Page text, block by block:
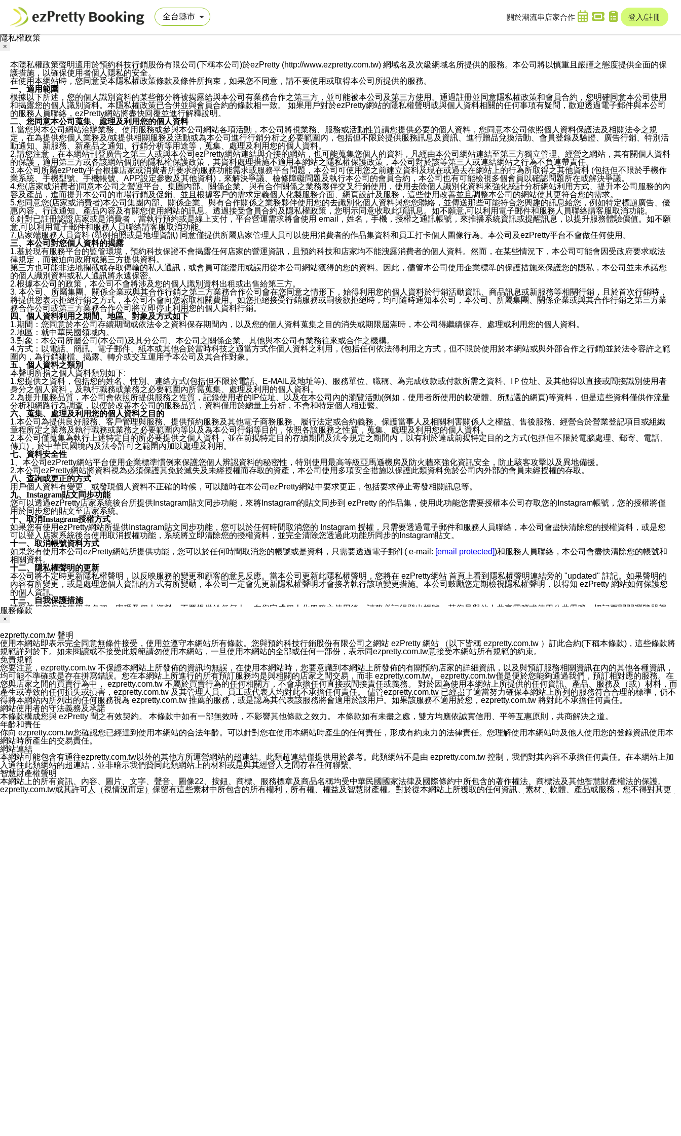
關於潮流串 店家合作 登入/註冊
隱私權政策
×
本隱私權政策聲明適用於預約科技行銷股份有限公司(下稱本公司)於ezPretty (http://www.ezpretty.com.tw) 網域名及次級網域名所提供的服務。本公司將以慎重且嚴謹之態度提供全面的保
護措施，以確保使用者個人隱私的安全。
在使用本網站時，您同意受本隱私權政策條款及條件所拘束，如果您不同意，請不要使用或取得本公司所提供的服務。
一、適用範圍
根據以下所述，您的個人識別資料的某些部分將被揭露給與本公司有業務合作之第三方，並可能被本公司及第三方使用。通過註冊並同意隱私權政策和會員合約，您明確同意本公司使用
和揭露您的個人識別資料。本隱私權政策已合併並與會員合約的條款相一致。 如果用戶對於ezPretty網站的隱私權聲明或與個人資料相關的任何事項有疑問，歡迎透過電子郵件與本公司
的服務人員聯絡，ezPretty網站將盡快回覆並進行解釋說明。
二、您同意本公司蒐集、處理及利用您的個人資料
1.當您與本公司網站洽辦業務、使用服務或參與本公司網站各項活動，本公司將視業務、服務或活動性質請您提供必要的個人資料，您同意本公司依照個人資料保護法及相關法令之規
定，在為提供您個人業務及/或提供相關服務及活動或為本公司進行行銷分析之必要範圍內，包括但不限於提供服務訊息及資訊、進行贈品兌換活動、會員登錄及驗證、廣告行銷、特別活
動通知、新服務、新產品之通知、行銷分析等用途等，蒐集、處理及利用您的個人資料。
2.請您注意，在本網站刊登廣告之第三人或與本公司ezPretty網站連結與介接的網站，也可能蒐集您個人的資料，凡經由本公司網站連結至第三方獨立管理、經營之網站，其有關個人資料
的保護，適用第三方或各該網站個別的隱私權保護政策，其資料處理措施不適用本網站之隱私權保護政策，本公司對於該等第三人或連結網站之行為不負連帶責任。
3.本公司所屬ezPretty平台根據店家或消費者所要求的服務功能需求或服務平台問題，本公司可使用您之前建立資料及現在或過去在網站上的行為所取得之其他資料 (包括但不限於手機作
業系統、手機型號、手機帳號、APP設定參數及其他資料)，來解決爭議、檢修障礙問題及執行本公司的會員合約，本公司也有可能檢視多個會員以確認問題所在或解決爭議。
4.您(店家或消費者)同意本公司之營運平台、集團內部、關係企業、與有合作關係之業務夥伴交叉行銷使用，使用去除個人識別化資料來強化統計分析網站利用方式、提升本公司服務的內
容及產品，進而提升本公司的市場行銷及促銷、並且根據客戶的需求定義個人化製服務介面、網頁設計及服務，這些使用改善並且調整本公司的網站使其更符合您的需求。
5.您同意您(店家或消費者)本公司集團內部、關係企業、與有合作關係之業務夥伴使用您的去識別化個人資料與您您聯絡，並傳送那些可能符合您興趣的訊息給您，例如特定標題廣告、優
惠內容、行政通知、產品內容及有關您使用網站的訊息。透過接受會員合約及隱私權政策，您明示同意收取此項訊息。如不願意,可以利用電子郵件和服務人員聯絡請客服取消功能。
6.針對已註冊認證店家或是消費者，當執行預約或是線上支付，平台營運需求將會使用 email，姓名，手機，授權之通訊帳號，來推播系統資訊或提醒訊息，以提升服務體驗價值。如不願
意,可以利用電子郵件和服務人員聯絡請客服取消功能。
7.店家端服務人員資料 (舉例拍照或是地理資訊) 同意僅提供所屬店家管理人員可以使用消費者的作品集資料和員工打卡個人圖像行為。本公司及ezPretty平台不會做任何使用。
三、本公司對您個人資料的揭露
1.基於現有服務平台的監管環境，預約科技保證不會揭露任何店家的營運資訊，且預約科技和店家均不能洩露消費者的個人資料。然而，在某些情況下，本公司可能會因受政府要求或法
律規定，而被迫向政府或第三方提供資料。
第三方也可能非法地攔截或存取傳輸的私人通訊，或會員可能濫用或誤用從本公司網站獲得的您的資料。因此，儘管本公司使用企業標準的保護措施來保護您的隱私，本公司並未承諾您
的個人識別資料或私人通訊將永遠保密。
2.根據本公司的政策，本公司不會將涉及您的個人識別資料出租或出售給第三方。
3. 本公司、所屬集團、關係企業或與其合作行銷之第三方業務合作公司會在您同意之情形下，始得利用您的個人資料於行銷活動資訊、商品訊息或新服務等相關行銷，且於首次行銷時，
將提供您表示拒絕行銷之方式，本公司不會向您索取相關費用。如您拒絕接受行銷服務或嗣後欲拒絕時，均可隨時通知本公司，本公司、所屬集團、關係企業或與其合作行銷之第三方業
務合作公司或第三方業務合作公司將立即停止利用您的個人資料行銷。
四、個人資料利用之期間、地區、對象及方式如下
1.期間：您同意於本公司存續期間或依法令之資料保存期間內，以及您的個人資料蒐集之目的消失或期限屆滿時，本公司得繼續保存、處理或利用您的個人資料。
2.地區：就中華民國領域內。
3.對象：本公司所屬公司(本公司)及其分公司、本公司之關係企業、其他與本公司有業務往來或合作之機構。
4.方式：以電話、簡訊、電子郵件、紙本或其他合於當時科技之適當方式作個人資料之利用，(包括任何依法得利用之方式，但不限於使用於本網站或與外部合作之行銷)並於法令容許之範
圍內，為行銷建檔、揭露、轉介或交互運用予本公司及其合作對象。
五、個人資料之類別
本聲明所指之個人資料類別如下:
1.您提供之資料，包括您的姓名、性別、連絡方式(包括但不限於電話、E-MAIL及地址等)、服務單位、職稱、為完成收款或付款所需之資料、IＰ位址、及其他得以直接或間接識別使用者
身分之個人資料，及執行職務或業務之必要範圍內所需蒐集、處理及利用的個人資料。
2.為提升服務品質，本公司會依照所提供服務之性質，記錄使用者的IP位址、以及在本公司內的瀏覽活動(例如，使用者所使用的軟硬體、所點選的網頁)等資料，但是這些資料僅供作流量
分析和網路行為調查，以便於改善本公司的服務品質，資料僅用於總量上分析，不會和特定個人相連繫。
六、蒐集、處理及利用您的個人資料之目的
1.本公司為提供良好服務、客戶管理與服務、提供預約服務及其他電子商務服務、履行法定或合約義務、保護當事人及相關利害關係人之權益、售後服務、經營合於營業登記項目或組織
章程所定之業務及執行職務或業務之必要範圍內等以及為本公司行銷等目的，依照各該服務之性質，蒐集、處理及利用您的個人資料。
2.本公司僅蒐集為執行上述特定目的所必要提供之個人資料，並在前揭特定目的存續期間及法令規定之期間內，以有利於達成前揭特定目的之方式(包括但不限於電腦處理、郵寄、電話、
傳真)，於中華民國境內及法令許可之範圍內加以處理及利用。
七、資料安全性
1、本公司ezPretty網站平台使用企業標準慣例來保護您個人辨認資料的秘密性，特別使用最高等級亞馬遜機房及防火牆來強化資訊安全，防止駭客攻擊以及異地備援。
2.本公司ezPretty網站將資料視為必須保護其免於滅失及未經授權而存取的資產，本公司使用多項安全措施以保護此類資料免於公司內外部的會員未經授權的存取。
八、查詢或更正的方式
用戶個人資料有變更、或發現個人資料不正確的時候，可以隨時在本公司ezPretty網站中要求更正，包括要求停止寄發相關訊息等。
九、Instagram貼文同步功能
您可以透過ezPretty店家系統後台所提供Instagram貼文同步功能，來將Instagram的貼文同步到 ezPretty 的作品集，使用此功能您需要授權本公司存取您的Instagram帳號，您的授權將僅
用於同步您的貼文至店家系統。
十、取消Instagram授權方式
如果您有使用ezPretty網站所提供Instagram貼文同步功能，您可以於任何時間取消您的 Instagram 授權，只需要透過電子郵件和服務人員聯絡，本公司會盡快清除您的授權資料，或是您
可以登入店家系統後台使用取消授權功能，系統將立即清除您的授權資料，並完全清除您透過此功能所同步的Instagram貼文。
十一、取消帳號資料方式
如果您有使用本公司ezPretty網站所提供功能，您可以於任何時間取消您的帳號或是資料，只需要透過電子郵件( e-mail: [email protected])和服務人員聯絡，本公司會盡快清除您的帳號和
相關資料。
十二、隱私權聲明的更新
本公司將不定時更新隱私權聲明，以反映服務的變更和顧客的意見反應。當本公司更新此隱私權聲明，您將在 ezPretty網站 首頁上看到隱私權聲明連結旁的 "updated" 註記。如果聲明的
內容有所變更，或是處理您個人資訊的方式有所變動，本公司一定會先更新隱私權聲明才會接著執行該項變更措施。本公司鼓勵您定期檢視隱私權聲明，以得知 ezPretty 網站如何保護您
的個人資訊。
十三、自我保護措施
請妥善保管您的使用者名稱、密碼及個人資料，不要提供給任何人。在您完成個人化服務之使用後，請務必記得登出帳號。若您是與他人共享電腦或使用公共電腦，切記要關閉瀏覽器視
窗，以防止他人讀取您的個人資料、信件或進入所機關管理區。
您同意本公司網站，透過您所提供的郵件地址與您取得聯絡並傳送或宣傳本網站各項服務之資料或電子郵件供您參考。您能依照該資料或電子郵件所指示之方法、說明或功能連結，隨時
停止接收這些資料或電子郵件。
十五、訊息通知
本公司/本服務將以通知型訊息傳送重要訊息給您。即使未加入本公司/本服務好友，您仍可接收到通知型訊息。
本公司/本服務傳送之通知型訊息以對您有效且重要的訊息為限，以廣告或其他目的的訊息皆不會被傳送。滿足以下三個條件者，將可收到通知型訊息。
1.LINE 帳號設定的電話號碼與本公司/本服務所傳來的電話號碼比對相符。
2.該 LINE 帳號已在 LINE APP 設定中，同意接收通知型訊息。
3.LINE 帳號未封鎖傳送訊息之 LINE 官方帳號。
欲變更通知型訊息的設定，操作如下：
1.點選「主頁」＞「設定」
2.點選「隱私設定」
3.點選「提供使用資料」
4.點選「LINE通知型訊息」
5.開關「接收LINE通知型訊息」
❗️關閉「接收通知型訊息」後，將不會接收到來自任何企業官方帳號或認證官方帳號的通知型訊息。
服務條款
×
ezpretty.com.tw 聲明
使用本網站即表示完全同意無條件接受，使用並遵守本網站所有條款。您與預約科技行銷股份有限公司之網站 ezPretty 網站 （以下皆稱 ezpretty.com.tw ）訂此合約(下稱本條款)，這些條款將
規範詳列於下。如未閱讀或不接受此規範請勿使用本網站，一旦使用本網站的全部或任何一部份，表示同ezpretty.com.tw意接受本網站所有規範的約束。
免責規範
您要注意，ezpretty.com.tw 不保證本網站上所發佈的資訊均無誤，在使用本網站時，您要意識到本網站上所發佈的有關預約店家的詳細資訊，以及與預訂服務相關資訊在內的其他各種資訊，
均可能不準確或是存在拼寫錯誤。您在本網站上所進行的所有預訂服務均是與相關的店家之間交易，而非 ezpretty.com.tw。 ezpretty.com.tw僅是便於您能夠通過我們，預訂相對應的服務。在
您與店家之間的買賣行為中， ezpretty.com.tw 不屬於買賣行為的任何相關方，不會承擔任何直接或間接責任或義務。 對於因為使用本網站上所提供的任何資訊、產品、服務及（或）材料，而
產生或導致的任何損失或損害，ezpretty.com.tw 及其管理人員、員工或代表人均對此不承擔任何責任。 儘管ezpretty.com.tw 已經盡了適當努力確保本網站上所列的服務符合合理的標準，仍不
得將本網站內所列出的任何服務視為 ezpretty.com.tw 推薦的服務，或是認為其代表該服務將會適用於該用戶。如果該服務不適用於您，ezpretty.com.tw 將對此不承擔任何責任。
網站使用者的守法義務及承諾
本條款構成您與 ezPretty 間之有效契約。 本條款中如有一部無效時，不影響其他條款之效力。 本條款如有未盡之處，雙方均應依誠實信用、平等互惠原則，共商解決之道。
年齡和責任
你向 ezpretty.com.tw您確認您已經達到使用本網站的合法年齡。可以針對您在使用本網站時產生的任何責任，形成有約束力的法律責任。您理解使用本網站時及他人使用您的登錄資訊使用本
網站時所產生的交易責任。
網站連結
本網站可能包含有通往ezpretty.com.tw以外的其他方所運營網站的超連結。此類超連結僅提供用於參考。此類網站不是由 ezpretty.com.tw 控制，我們對其內容不承擔任何責任。在本網站上加
入通往此類網站的超連結，並非暗示我們贊同此類網站上的材料或是與其經營人之間存在任何聯繫。
智慧財產權聲明
本網站上的所有資訊、內容、圖片、文字、聲音、圖像22、按鈕、商標、服務標章及商品名稱均受中華民國國家法律及國際條約中所包含的著作權法、商標法及其他智慧財產權法的保護。
ezpretty.com.tw或其許可人（視情況而定）保留有這些素材中所包含的所有權利，所有權、權益及智慧財產權。對於從本網站上所獲取的任何資訊、素材、軟體、產品或服務，您不得對其更